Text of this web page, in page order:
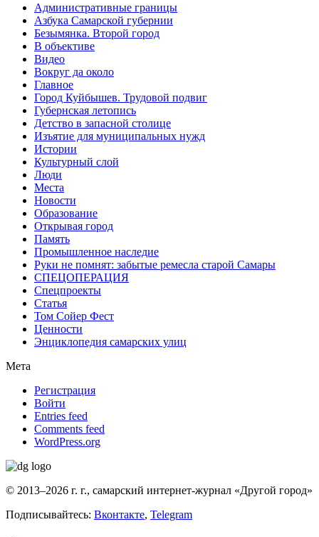
Административные границы
Азбука Самарской губернии
Безымянка. Второй город
В объективе
Видео
Вокруг да около
Главное
Город Куйбышев. Трудовой подвиг
Губернская летопись
Детство в запасной столице
Изъятие для муниципальных нужд
Истории
Культурный слой
Люди
Места
Новости
Образование
Открывая город
Память
Промышленное наследие
Руки не помнят: забытые ремесла старой Самары
СПЕЦОПЕРАЦИЯ
Спецпроекты
Статья
Том Сойер Фест
Ценности
Энциклопедия самарских улиц
Мета
Регистрация
Войти
Entries feed
Comments feed
WordPress.org
© 2013–2026 г. г., самарский интернет-журнал «Другой город»
Подписывайтесь: Вконтакте, Telegram